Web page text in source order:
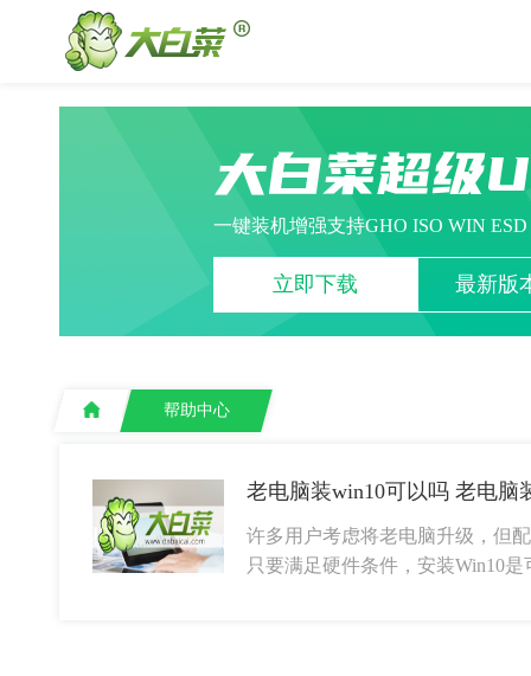
大白菜超级
一键装机增强支持GHO ISO WIN
立即下载 最新版
帮助中心
老电脑装win10可以吗 老电脑
许多用户考虑将老电脑升级，但
只要满足硬件条件，安装Win10